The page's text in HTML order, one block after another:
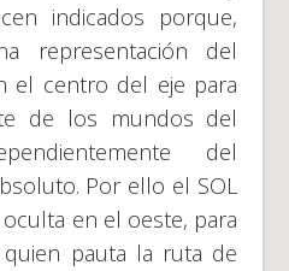
indicados porque,
representación del
el centro del eje para
de los mundos del
del
Por ello el SOL
en el oeste, para
pauta la ruta de